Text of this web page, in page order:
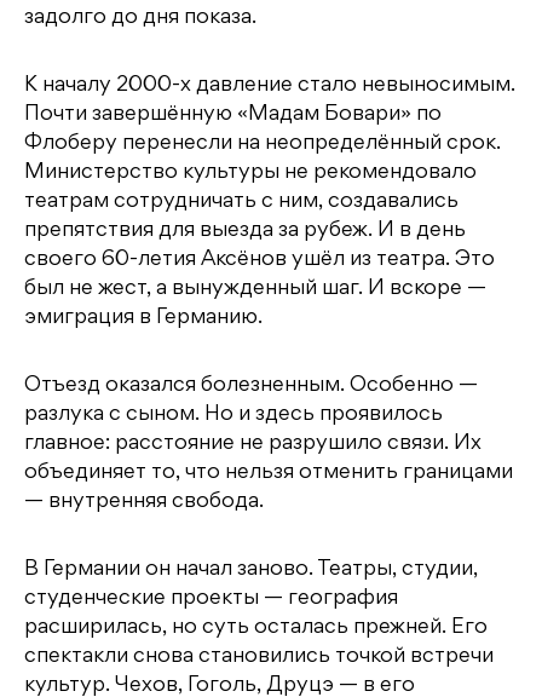
задолго до дня показа.
К началу 2000-х давление стало невыносимым.
Почти завершённую «Мадам Бовари» по
Флоберу перенесли на неопределённый срок.
Министерство культуры не рекомендовало
театрам сотрудничать с ним, создавались
препятствия для выезда за рубеж. И в день
своего 60-летия Аксёнов ушёл из театра. Это
был не жест, а вынужденный шаг. И вскоре —
эмиграция в Германию.
Отъезд оказался болезненным. Особенно —
разлука с сыном. Но и здесь проявилось
главное: расстояние не разрушило связи. Их
объединяет то, что нельзя отменить границами
— внутренняя свобода.
В Германии он начал заново. Театры, студии,
студенческие проекты — география
расширилась, но суть осталась прежней. Его
спектакли снова становились точкой встречи
культур. Чехов, Гоголь, Друцэ — в его